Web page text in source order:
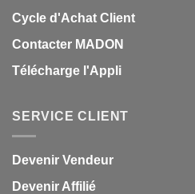
Cycle d'Achat Client
Contacter MADON
Télécharge l'Appli
SERVICE CLIENT
Devenir Vendeur
Devenir Affilié